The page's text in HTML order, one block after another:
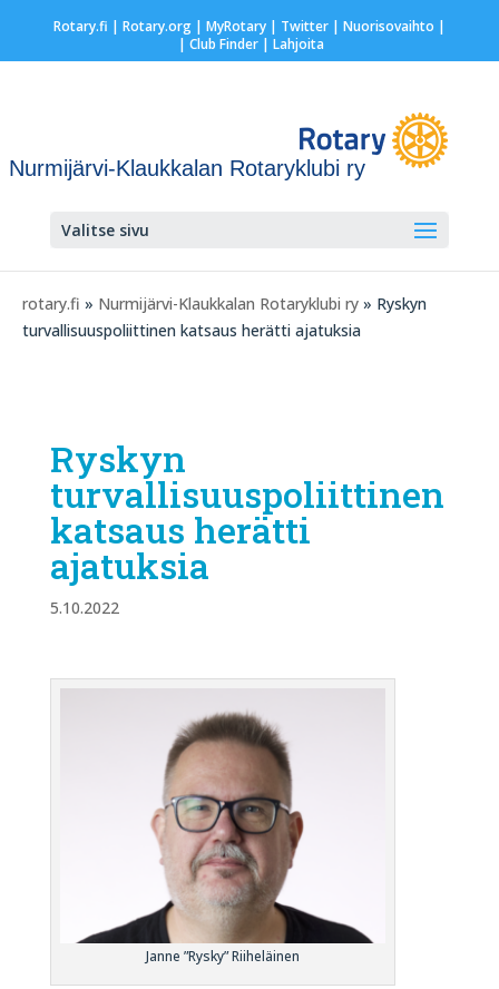
Rotary.fi | Rotary.org| MyRotary| Twitter| Nuorisovaihto |
| Club Finder| Lahjoita
Nurmijärvi-Klaukkalan Rotaryklubi ry
Valitse sivu
rotary.fi » Nurmijärvi-Klaukkalan Rotaryklubi ry » Ryskyn
turvallisuuspoliittinen katsaus herätti ajatuksia
Ryskyn
turvallisuuspoliittinen
katsaus herätti
ajatuksia
5.10.2022
Janne ”Rysky” Riiheläinen